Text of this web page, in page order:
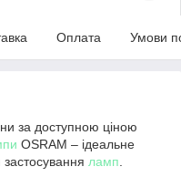
Оплата Умови
за доступною ціною
OSRAM – ідеальне
ламп